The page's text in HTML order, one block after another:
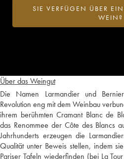
Über das Weingut
Die Namen Larmandier und
Revolution eng mit dem Weinbau
ihrem berühmten Cramant Blanc de
das Renommee der Côte des Blancs
Jahrhunderts erzeugen die
Qualität unter Beweis stellen, indem
Pariser Tafeln wiederfinden (bei La
SIE VERFÜGEN ÜBER
WEIN?